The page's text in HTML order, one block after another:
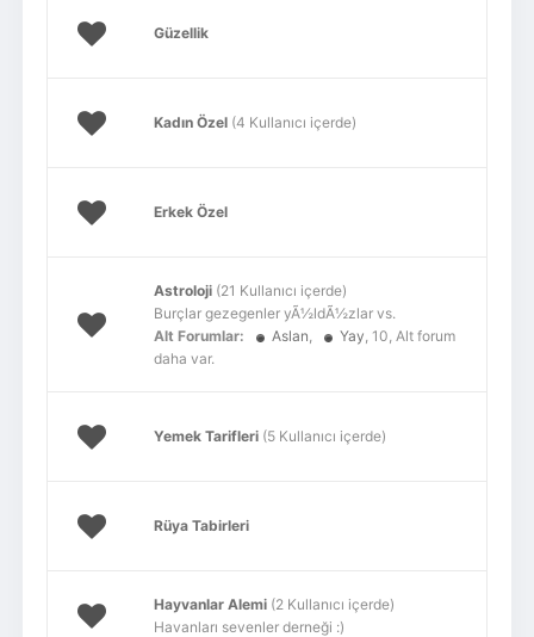
Güzellik
Kadın Özel (4 Kullanıcı içerde)
Erkek Özel
Astroloji (21 Kullanıcı içerde)
Burçlar gezegenler yÃ½ldÃ½zlar vs.
Alt Forumlar:
Aslan, Yay, 10, Alt forum
daha var.
Yemek Tarifleri (5 Kullanıcı içerde)
Rüya Tabirleri
Hayvanlar Alemi (2 Kullanıcı içerde)
Havanları sevenler derneği :)